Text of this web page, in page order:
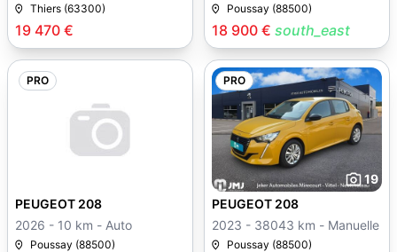
19 470 €
Thiers (63300)
18 900 € south_east
Poussay (88500)
PRO
PEUGEOT 208
2026 - 10 km - Auto
Poussay (88500)
PRO
19
PEUGEOT 208
2023 - 38043 km - Manuelle
Poussay (88500)